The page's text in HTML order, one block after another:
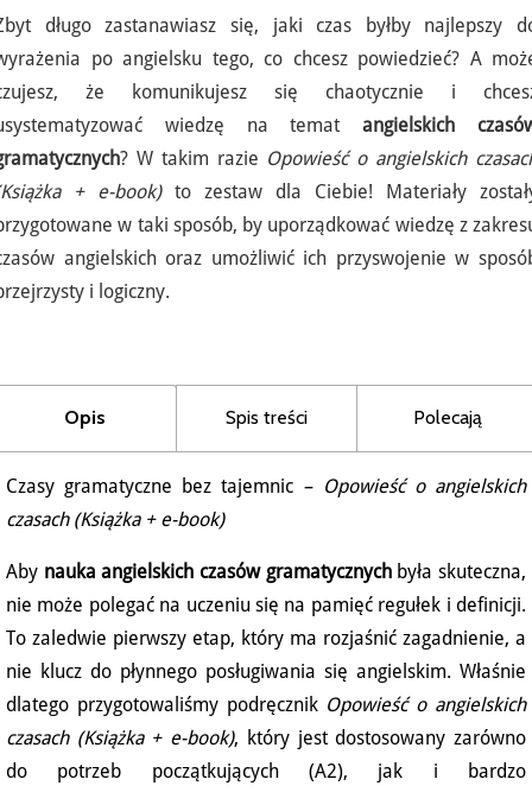
długo zastanawiasz się, jaki czas byłby najlepszy
po angielsku tego, co chcesz powiedzieć? A
że komunikujesz się chaotycznie i
wiedzę na temat angielskich
? W takim razie Opowieść o angielskich
+ e-book)to zestaw dla Ciebie! Materiały
w taki sposób, by uporządkować wiedzę z
angielskich oraz umożliwić ich przyswojenie w
i logiczny.
Opis Spis treści Polecają
Czasy gramatyczne bez tajemnic – Opowieść o angielskich
czasach (Książka + e-book)
Aby nauka angielskich czasów gramatycznychbyła skuteczna,
nie może polegać na uczeniu się na pamięć regułek i definicji.
To zaledwie pierwszy etap, który ma rozjaśnić zagadnienie, a
nie klucz do płynnego posługiwania się angielskim. Właśnie
dlatego przygotowaliśmy podręcznik Opowieść o angielskich
czasach (Książka + e-book), który jest dostosowany zarówno
do potrzeb początkujących (A2), jak i bardzo